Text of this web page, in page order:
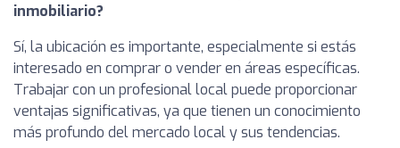
inmobiliario?
Sí, la ubicación es importante, especialmente si estás
interesado en comprar o vender en áreas específicas.
Trabajar con un profesional local puede proporcionar
ventajas significativas, ya que tienen un conocimiento
más profundo del mercado local y sus tendencias.